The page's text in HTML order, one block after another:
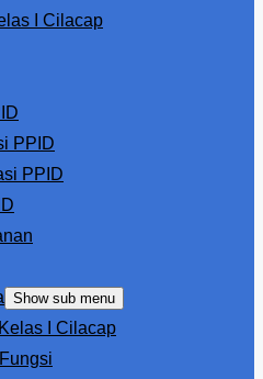
I Cilacap
PPID
PPID
Show sub menu
I Cilacap